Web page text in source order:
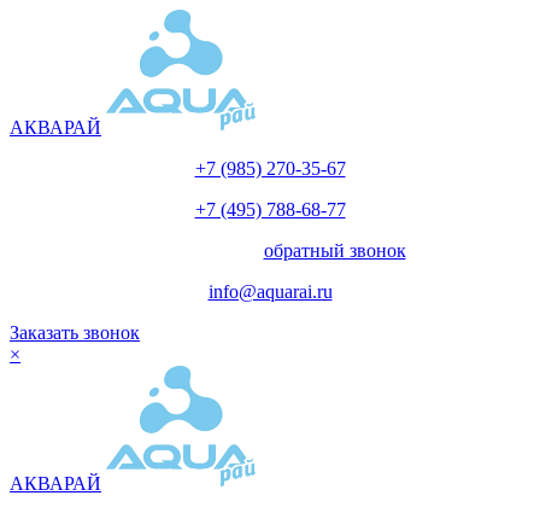
АКВАРАЙ
+7 (985) 270-35-67
+7 (495) 788-68-77
обратный звонок
info@aquarai.ru
Заказать звонок
×
АКВАРАЙ